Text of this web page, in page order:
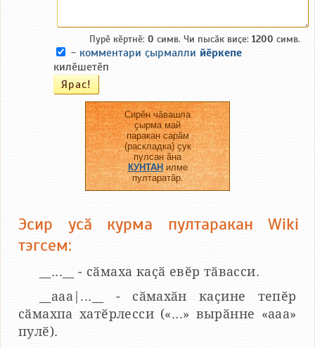
Пурӗ кӗртнӗ: 0 симв. Чи пысӑк виҫе: 1200 симв.
- комментари ҫырмалли йӗркепе
килӗшетӗп
Сирӗн чӑвашла
ҫырма май
паракан сарӑм
(раскладка) ҫук
пулсан ӑна
КУНТАНилме
пултаратӑр.
Эсир усӑ курма пултаракан Wiki
тэгсем:
__...__ - сӑмаха каҫӑ евӗр тӑвасси.
__aaa|...__ - сӑмахӑн каҫине тепӗр
сӑмахпа хатӗрлесси («...» вырӑнне «ааа»
пулӗ).